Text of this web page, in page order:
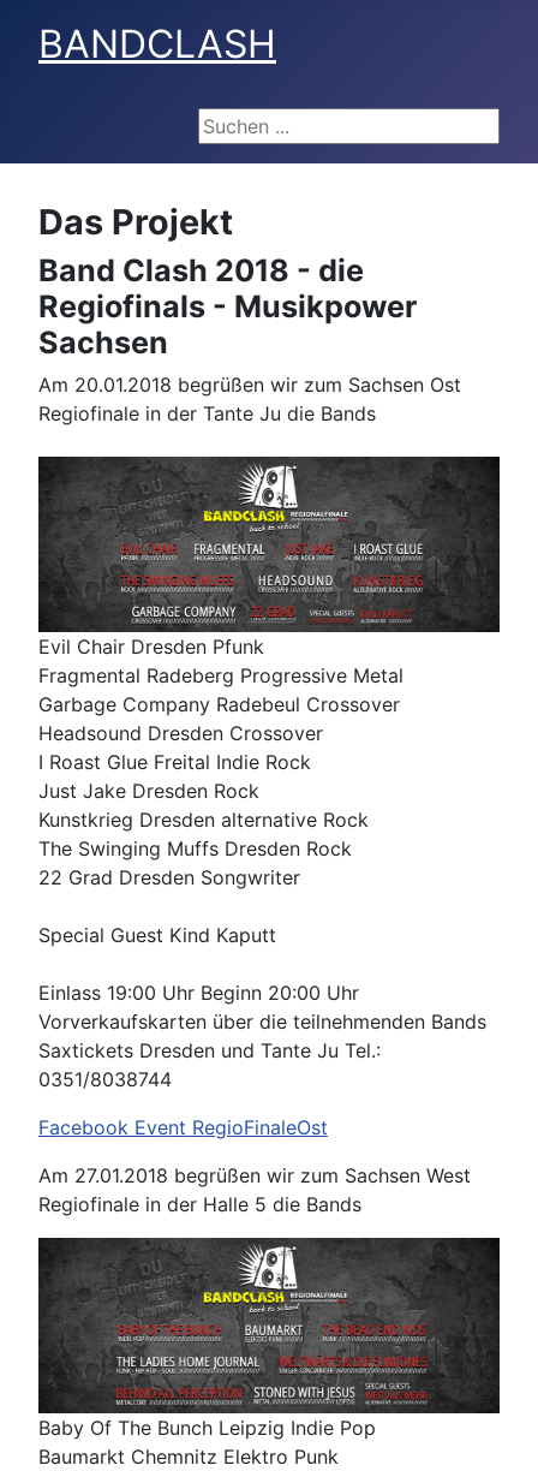
BANDCLASH
Suchen ...
Das Projekt
Band Clash 2018 - die
Regiofinals - Musikpower
Sachsen
Am 20.01.2018 begrüßen wir zum Sachsen Ost
Regiofinale in der Tante Ju die Bands
Evil Chair Dresden Pfunk
Fragmental Radeberg Progressive Metal
Garbage Company Radebeul Crossover
Headsound Dresden Crossover
I Roast Glue Freital Indie Rock
Just Jake Dresden Rock
Kunstkrieg Dresden alternative Rock
The Swinging Muffs Dresden Rock
22 Grad Dresden Songwriter
Special Guest Kind Kaputt
Einlass 19:00 Uhr Beginn 20:00 Uhr
Vorverkaufskarten über die teilnehmenden Bands
Saxtickets Dresden und Tante Ju Tel.:
0351/8038744
Facebook Event RegioFinaleOst
Am 27.01.2018 begrüßen wir zum Sachsen West
Regiofinale in der Halle 5 die Bands
Baby Of The Bunch Leipzig Indie Pop
Baumarkt Chemnitz Elektro Punk